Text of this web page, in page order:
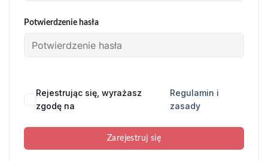
Potwierdzenie hasła
Rejestrując się, wyrażasz
zgodę na
Regulamin i
zasady
Zarejestruj się